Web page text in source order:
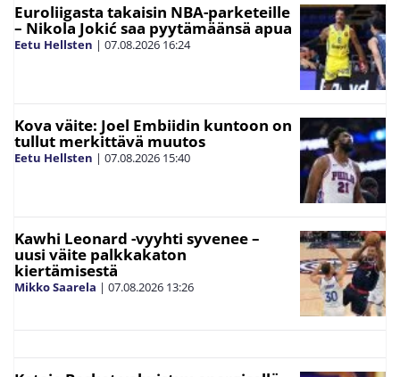
Euroliigasta takaisin NBA-parketeille
– Nikola Jokić saa pyytämäänsä apua
Eetu Hellsten | 07.08.2026 16:24
Kova väite: Joel Embiidin kuntoon on
tullut merkittävä muutos
Eetu Hellsten | 07.08.2026 15:40
Kawhi Leonard -vyyhti syvenee –
uusi väite palkkakaton
kiertämisestä
Mikko Saarela | 07.08.2026 13:26